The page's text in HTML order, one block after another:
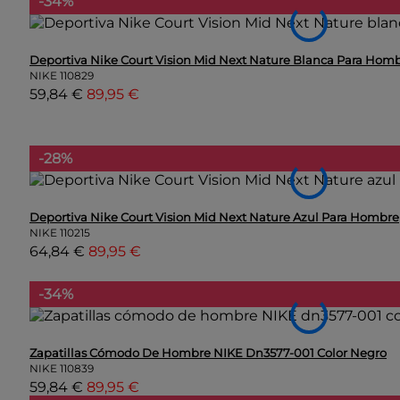
Deportiva Nike Court Vision Mid Next Nature Blanca Para
NIKE 110829
59,84 € 89,95 €
-28%
Deportiva Nike Court Vision Mid Next Nature Azul Para Hombre
NIKE 110215
64,84 € 89,95 €
-34%
Zapatillas Cómodo De Hombre NIKE Dn3577-001 Color Negro
NIKE 110839
59,84 € 89,95 €